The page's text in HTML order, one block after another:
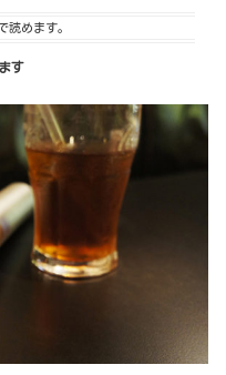
読めます。
す